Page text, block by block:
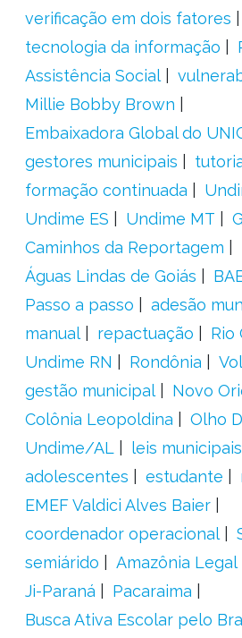
verificação em dois fatores
tecnologia da informação
Assistência Social
Millie Bobby Brown
Embaixadora Global do
gestores municipais
formação continuada
Undime ES
Undime MT
Caminhos da Reportagem
Águas Lindas de Goiás
Passo a passo
adesão
manual
repactuação
Rio
Undime RN
Rondônia
gestão municipal
Novo
Colônia Leopoldina
Olho
Undime/AL
leis municipais
adolescentes
estudante
EMEF Valdici Alves Baier
coordenador operacional
semiárido
Amazônia Legal
Ji-Paraná
Pacaraima
Busca Ativa Escolar pelo